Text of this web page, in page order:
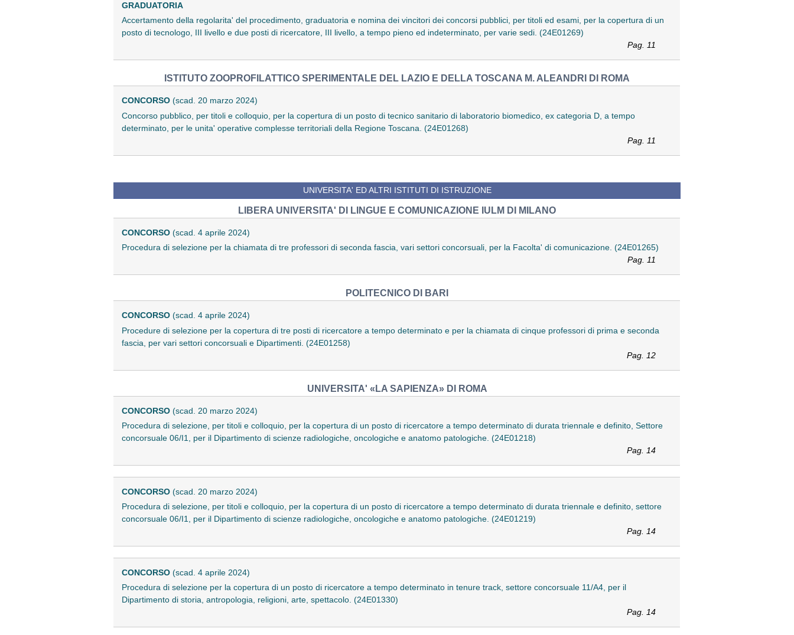
GRADUATORIA
Accertamento della regolarita' del procedimento, graduatoria e nomina dei vincitori dei concorsi pubblici, per titoli ed esami, per la copertura di un
posto di tecnologo, III livello e due posti di ricercatore, III livello, a tempo pieno ed indeterminato, per varie sedi. (24E01269)
Pag. 11
ISTITUTO ZOOPROFILATTICO SPERIMENTALE DEL LAZIO E DELLA TOSCANA M. ALEANDRI DI ROMA
CONCORSO (scad. 20 marzo 2024)
Concorso pubblico, per titoli e colloquio, per la copertura di un posto di tecnico sanitario di laboratorio biomedico, ex categoria D, a tempo
determinato, per le unita' operative complesse territoriali della Regione Toscana. (24E01268)
Pag. 11
UNIVERSITA' ED ALTRI ISTITUTI DI ISTRUZIONE
LIBERA UNIVERSITA' DI LINGUE E COMUNICAZIONE IULM DI MILANO
CONCORSO (scad. 4 aprile 2024)
Procedura di selezione per la chiamata di tre professori di seconda fascia, vari settori concorsuali, per la Facolta' di comunicazione. (24E01265)
Pag. 11
POLITECNICO DI BARI
CONCORSO (scad. 4 aprile 2024)
Procedure di selezione per la copertura di tre posti di ricercatore a tempo determinato e per la chiamata di cinque professori di prima e seconda
fascia, per vari settori concorsuali e Dipartimenti. (24E01258)
Pag. 12
UNIVERSITA' «LA SAPIENZA» DI ROMA
CONCORSO (scad. 20 marzo 2024)
Procedura di selezione, per titoli e colloquio, per la copertura di un posto di ricercatore a tempo determinato di durata triennale e definito, Settore
concorsuale 06/I1, per il Dipartimento di scienze radiologiche, oncologiche e anatomo patologiche. (24E01218)
Pag. 14
CONCORSO (scad. 20 marzo 2024)
Procedura di selezione, per titoli e colloquio, per la copertura di un posto di ricercatore a tempo determinato di durata triennale e definito, settore
concorsuale 06/I1, per il Dipartimento di scienze radiologiche, oncologiche e anatomo patologiche. (24E01219)
Pag. 14
CONCORSO (scad. 4 aprile 2024)
Procedura di selezione per la copertura di un posto di ricercatore a tempo determinato in tenure track, settore concorsuale 11/A4, per il
Dipartimento di storia, antropologia, religioni, arte, spettacolo. (24E01330)
Pag. 14